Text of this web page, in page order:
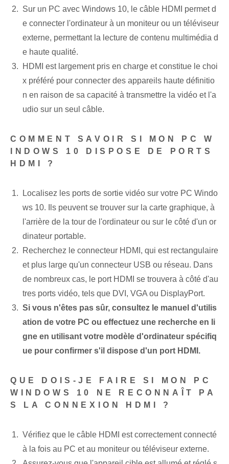
Sur un PC avec Windows 10, le câble HDMI permet d
e connecter l'ordinateur à un moniteur ou un téléviseur
externe, permettant la lecture de contenu multimédia d
e haute qualité.
HDMI est largement pris en charge et constitue le choi
x préféré pour connecter des appareils haute définitio
n en raison de sa capacité à transmettre la vidéo et l'a
udio sur un seul câble.
COMMENT SAVOIR SI MON PC W
INDOWS 10 DISPOSE DE PORTS
HDMI ?
Localisez les ports de sortie vidéo sur votre PC Windo
ws 10. Ils peuvent se trouver sur la carte graphique, à
l'arrière de la tour de l'ordinateur ou sur le côté d'un or
dinateur portable.
Recherchez le connecteur HDMI, qui est rectangulaire
et plus large qu'un connecteur USB ou réseau. Dans
de nombreux cas, le port HDMI se trouvera à côté d'au
tres ports vidéo, tels que DVI, VGA ou DisplayPort.
Si vous n'êtes pas sûr, consultez le manuel d'utilis
ation de votre PC ou effectuez une recherche en li
gne en utilisant votre modèle d'ordinateur spécifiq
ue pour confirmer s'il dispose d'un port HDMI.
QUE DOIS-JE FAIRE SI MON PC
WINDOWS 10 NE RECONNAÎT PA
S LA CONNEXION HDMI ?
Vérifiez que le câble HDMI est correctement connecté
à la fois au PC et au moniteur ou téléviseur externe.